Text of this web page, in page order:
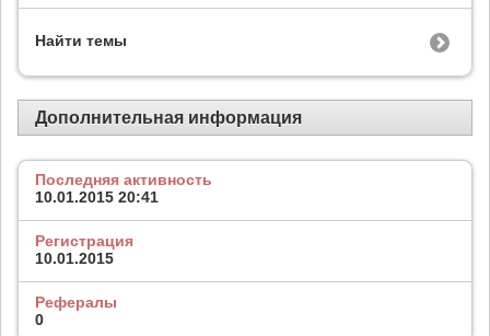
Найти темы
Дополнительная информация
Последняя активность
10.01.2015 20:41
Регистрация
10.01.2015
Рефералы
0